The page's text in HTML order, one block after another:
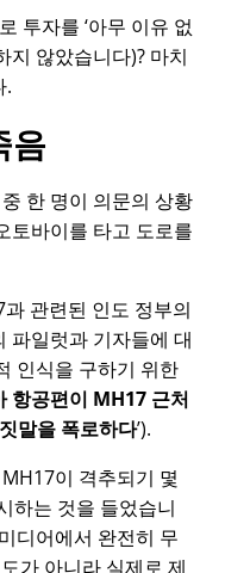
투자를 아무 이유 없
지 않았습니다)? 마치
.
음
한 명이 의문의 상황
토바이를 타고 도로를
과 관련된 인도 정부의
일럿과 기자들에 대
인식을 구하기 위한
항공편이 MH17 근처
말을 폭로하다).
이 격추되기 몇
하는 것을 들었습니
디어에서 완전히 무
가 아니라 실제로 제